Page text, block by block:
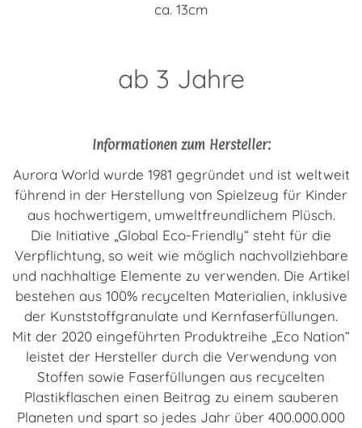
ca. 13cm
ab 3 Jahre
Informationen zum Hersteller:
Aurora World wurde 1981 gegründet und ist weltweit
führend in der Herstellung von Spielzeug für Kinder
aus hochwertigem, umweltfreundlichem Plüsch.
Die Initiative „Global Eco-Friendly“ steht für die
Verpflichtung, so weit wie möglich nachvollziehbare
und nachhaltige Elemente zu verwenden. Die Artikel
bestehen aus 100% recycelten Materialien, inklusive
der Kunststoffgranulate und Kernfaserfüllungen.
Mit der 2020 eingeführten Produktreihe „Eco Nation“
leistet der Hersteller durch die Verwendung von
Stoffen sowie Faserfüllungen aus recycelten
Plastikflaschen einen Beitrag zu einem sauberen
Planeten und spart so jedes Jahr über 400.000.000